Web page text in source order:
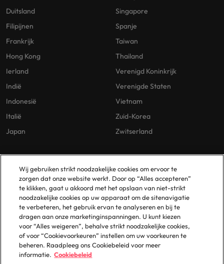
Duitsland
Filipijnen
Frankrijk
Hong Kong
Ierland
Indië
Indonesië
Italië
Japan
Singapore
Spanje
Taiwan
Thailand
Verenigd Koninkrijk
Verenigde Staten
Vietnam
Zuid-Korea
Zwitserland
Our Policies
Privacybeleid
Cookies Policy
Policy Library
Gelijke Behandeling
Vestigingen
Amsterdam
Eindhoven
Rotterdam
Wij gebruiken strikt noodzakelijke cookies om ervoor te
zorgen dat onze website werkt. Door op “Alles accepteren”
te klikken, gaat u akkoord met het opslaan van niet-strikt
noodzakelijke cookies op uw apparaat om de sitenavigatie
te verbeteren, het gebruik ervan te analyseren en bij te
dragen aan onze marketinginspanningen. U kunt kiezen
voor “Alles weigeren”, behalve strikt noodzakelijke cookies,
of voor “Cookievoorkeuren” instellen om uw voorkeuren te
beheren. Raadpleeg ons Cookiebeleid voor meer
informatie. Cookiebeleid